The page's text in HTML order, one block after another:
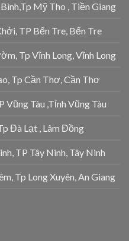
Mỹ Tho , Tiền Giang
TP Bến Tre, Bến Tre
Tp Vĩnh Long, Vĩnh Long
Tp Cần Thơ, Cần Thơ
Tàu ,Tỉnh Vũng Tàu
Đà Lạt , Lâm Đồng
TP Tây Ninh, Tây Ninh
Tp Long Xuyên, An Giang